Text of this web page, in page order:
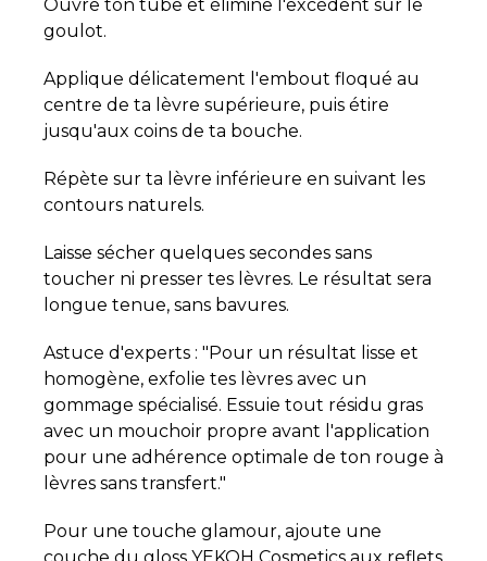
Ouvre ton tube et élimine l'excédent sur le
goulot.
Applique délicatement l'embout floqué au
centre de ta lèvre supérieure, puis étire
jusqu'aux coins de ta bouche.
Répète sur ta lèvre inférieure en suivant les
contours naturels.
Laisse sécher quelques secondes sans
toucher ni presser tes lèvres. Le résultat sera
longue tenue, sans bavures.
Astuce d'experts : "Pour un résultat lisse et
homogène, exfolie tes lèvres avec un
gommage spécialisé. Essuie tout résidu gras
avec un mouchoir propre avant l'application
pour une adhérence optimale de ton rouge à
lèvres sans transfert."
Pour une touche glamour, ajoute une